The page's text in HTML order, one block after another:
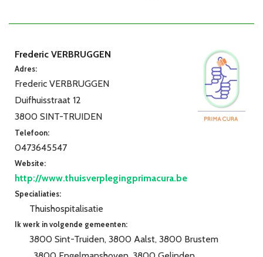
Frederic VERBRUGGEN
Adres:
Frederic VERBRUGGEN
Duifhuisstraat 12
3800 SINT-TRUIDEN
Telefoon:
0473645547
Website:
http://www.thuisverplegingprimacura.be
Specialiaties:
Thuishospitalisatie
Ik werk in volgende gemeenten:
3800 Sint-Truiden 3800 Aalst 3800 Brustem